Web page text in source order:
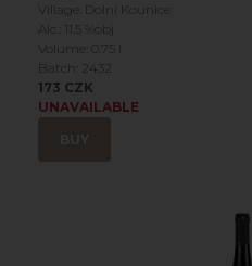
Village: Dolní Kounice
Alc.: 11.5 %obj
Volume: 0.75 l
Batch: 2432
173 CZK
UNAVAILABLE